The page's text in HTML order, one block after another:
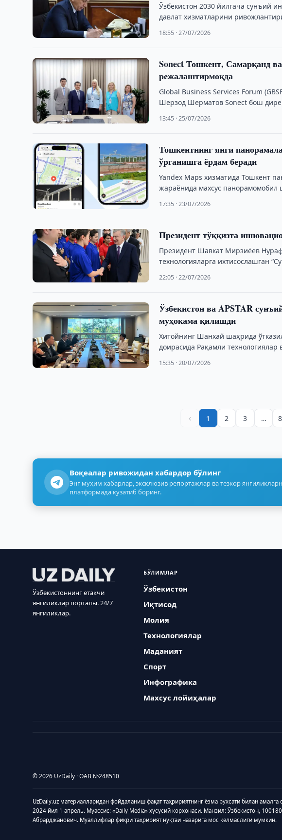
Ўзбекистон 2030 йилгача сунъий
давлат хизматларини
18:55 · 27/07/2026
Sonect Тошкент, Самарқанд
режалаштирмоқда
Global Business Services Forum
Шерзод Шерматов Sonect бош
13:45 · 25/07/2026
Тошкентнинг янги
ўрганишга ёрдам беради
Yandex Maps хизматида Тошкент
жараёнида махсус панорамомобил
17:35 · 23/07/2026
Президент тўққизта
Президент Шавкат Мирзиёев
технологияларга ихтисослашган
22:05 · 22/07/2026
Ўзбекистон ва APSTAR
муҳокама қилишди
Хитойнинг Шанхай шаҳрида
доирасида Рақамли
15:35 · 20/07/2026
‹ 1 2 3 …
Воқеалар ривожидан хабардор бўлинг
Энг муҳим хабарлар, эксклюзив репортажлар ва тезкор
платформада кузатиб боринг.
Ўзбекистоннинг етакчи
янгиликлар порталы. 24/7
янгиликлар.
БЎЛИМЛАР
Ўзбекистон
Иқтисод
Молия
Технологиялар
Маданият
Спорт
Инфографика
Махсус лойиҳалар
© 2026 UzDaily · ОАВ №248510
UzDaily.uz материалларидан фойдаланиш фақат таҳририятнинг ёзма рухсати билан
2024 йил 1 апрель. Муассис: «Daily Media» хусусий корхонаси. Манзил: Ўзбекистон,
Абрарджанович. Муаллифлар фикри таҳририят нуқтаи назарига мос келмаслиги мумкин.